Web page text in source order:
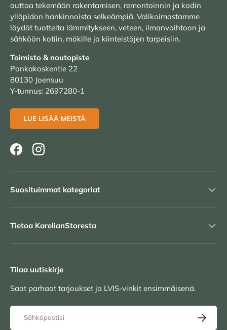
auttaa tekemään rakentamisen, remontoinnin ja kodin
ylläpidon hankinnoista selkeämpiä. Valikoimastamme
löydät tuotteita lämmitykseen, veteen, ilmanvaihtoon ja
sähköön kotiin, mökille ja kiinteistöjen tarpeisiin.
Toimisto & noutopiste
Pankakoskentie 22
80130 Joensuu
Y-tunnus: 2697280-1
LUE LISÄÄ MEISTÄ
FacebookInstagram
Suosituimmat kategoriat
Tietoa KarelianStoresta
Tilaa uutiskirje
Saat parhaat tarjoukset ja LVIS-vinkit ensimmäisenä.
Sähköposti
TILAA